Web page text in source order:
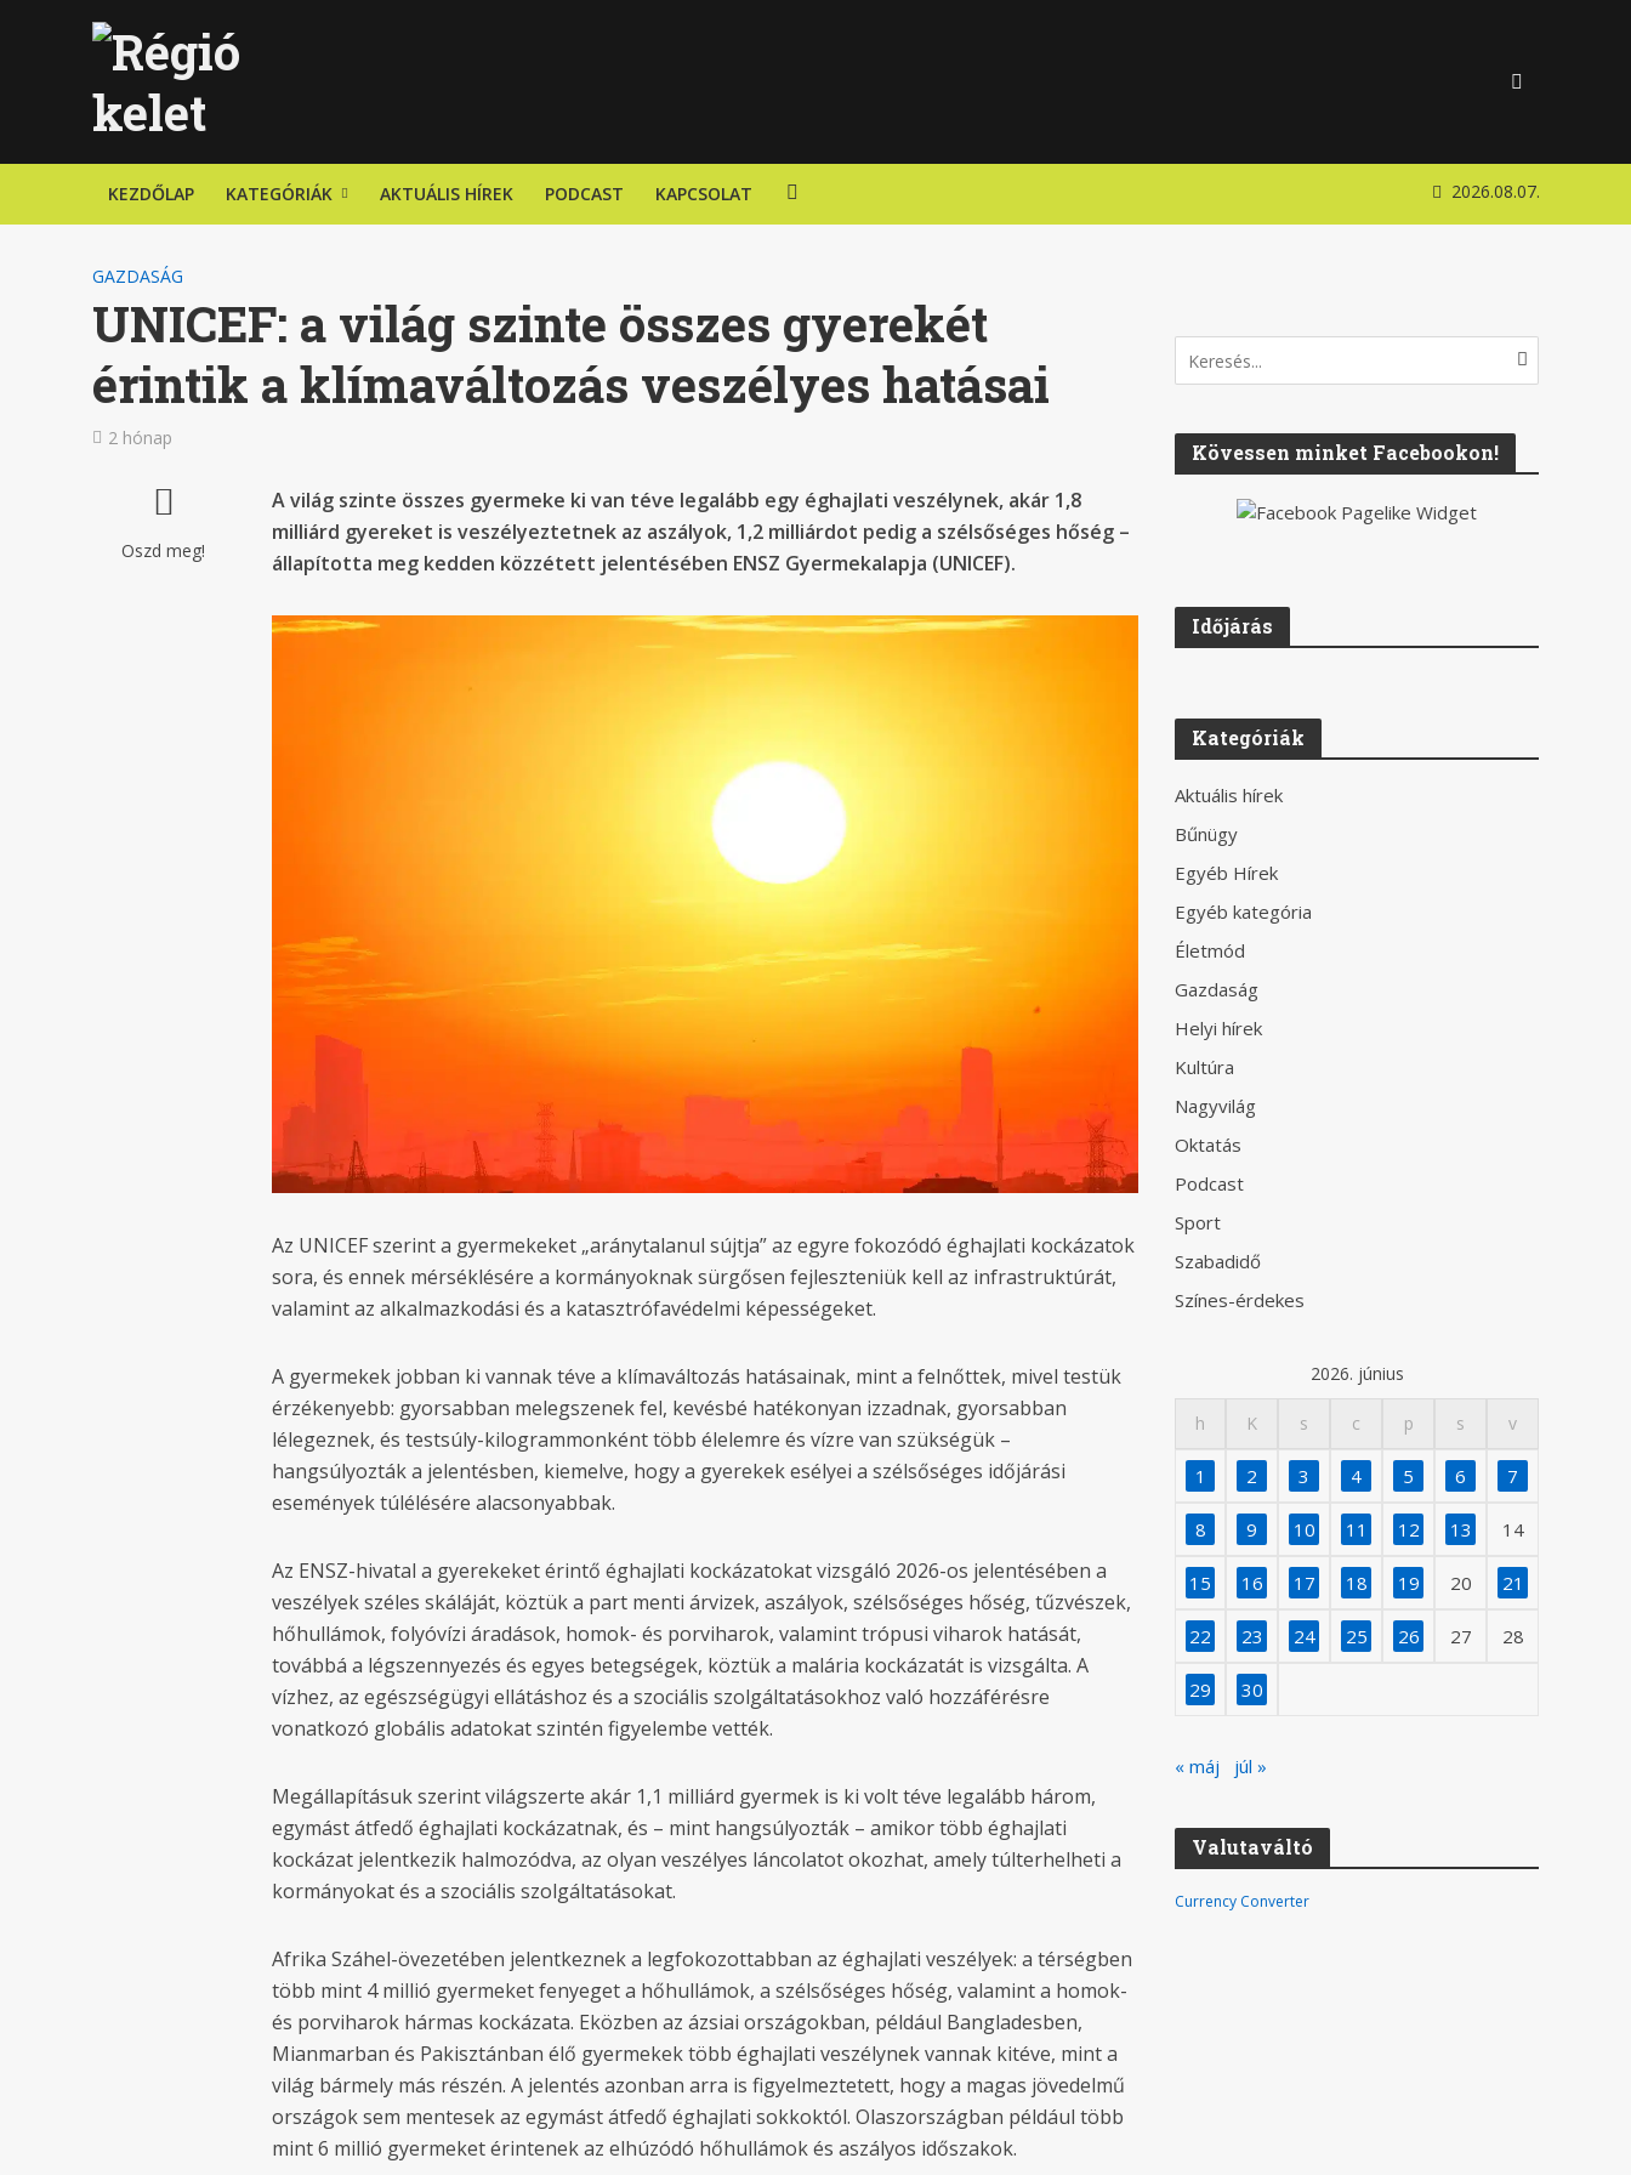
KEZDŐLAP KATEGÓRIÁK AKTUÁLIS HÍREK PODCAST KAPCSOLAT 2026.08.07.
GAZDASÁG
UNICEF: a világ szinte összes gyerekét
érintik a klímaváltozás veszélyes hatásai
2 hónap
Oszd meg!
A világ szinte összes gyermeke ki van téve legalább egy éghajlati veszélynek, akár 1,8
milliárd gyereket is veszélyeztetnek az aszályok, 1,2 milliárdot pedig a szélsőséges hőség –
állapította meg kedden közzétett jelentésében ENSZ Gyermekalapja (UNICEF).
Az UNICEF szerint a gyermekeket „aránytalanul sújtja” az egyre fokozódó éghajlati kockázatok
sora, és ennek mérséklésére a kormányoknak sürgősen fejleszteniük kell az infrastruktúrát,
valamint az alkalmazkodási és a katasztrófavédelmi képességeket.
A gyermekek jobban ki vannak téve a klímaváltozás hatásainak, mint a felnőttek, mivel testük
érzékenyebb: gyorsabban melegszenek fel, kevésbé hatékonyan izzadnak, gyorsabban
lélegeznek, és testsúly-kilogrammonként több élelemre és vízre van szükségük –
hangsúlyozták a jelentésben, kiemelve, hogy a gyerekek esélyei a szélsőséges időjárási
események túlélésére alacsonyabbak.
Az ENSZ-hivatal a gyerekeket érintő éghajlati kockázatokat vizsgáló 2026-os jelentésében a
veszélyek széles skáláját, köztük a part menti árvizek, aszályok, szélsőséges hőség, tűzvészek,
hőhullámok, folyóvízi áradások, homok- és porviharok, valamint trópusi viharok hatását,
továbbá a légszennyezés és egyes betegségek, köztük a malária kockázatát is vizsgálta. A
vízhez, az egészségügyi ellátáshoz és a szociális szolgáltatásokhoz való hozzáférésre
vonatkozó globális adatokat szintén figyelembe vették.
Megállapításuk szerint világszerte akár 1,1 milliárd gyermek is ki volt téve legalább három,
egymást átfedő éghajlati kockázatnak, és – mint hangsúlyozták – amikor több éghajlati
kockázat jelentkezik halmozódva, az olyan veszélyes láncolatot okozhat, amely túlterhelheti a
kormányokat és a szociális szolgáltatásokat.
Afrika Száhel-övezetében jelentkeznek a legfokozottabban az éghajlati veszélyek: a térségben
több mint 4 millió gyermeket fenyeget a hőhullámok, a szélsőséges hőség, valamint a homok-
és porviharok hármas kockázata. Eközben az ázsiai országokban, például Bangladesben,
Mianmarban és Pakisztánban élő gyermekek több éghajlati veszélynek vannak kitéve, mint a
világ bármely más részén. A jelentés azonban arra is figyelmeztetett, hogy a magas jövedelmű
országok sem mentesek az egymást átfedő éghajlati sokkoktól. Olaszországban például több
mint 6 millió gyermeket érintenek az elhúzódó hőhullámok és aszályos időszakok.
Kövessen minket Facebookon!
Időjárás
Kategóriák
Aktuális hírek
Bűnügy
Egyéb Hírek
Egyéb kategória
Életmód
Gazdaság
Helyi hírek
Kultúra
Nagyvilág
Oktatás
Podcast
Sport
Szabadidő
Színes-érdekes
2026. június
h K s c p s v
1 2 3 4 5 6 7
8 9 10 11 12 13 14
15 16 17 18 19 20 21
22 23 24 25 26 27 28
29 30
« máj júl »
Valutaváltó
Currency Converter